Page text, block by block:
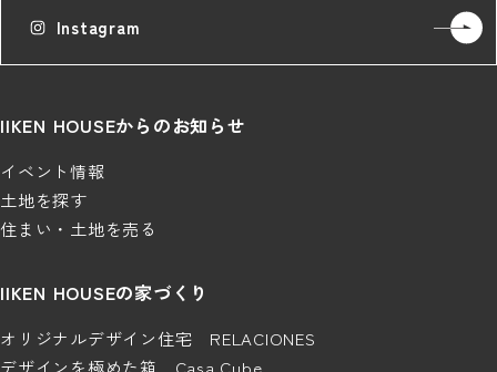
Instagram
IIKEN HOUSEからのお知らせ
イベント情報
土地を探す
住まい・土地を売る
IIKEN HOUSEの家づくり
オリジナルデザイン住宅 RELACIONES